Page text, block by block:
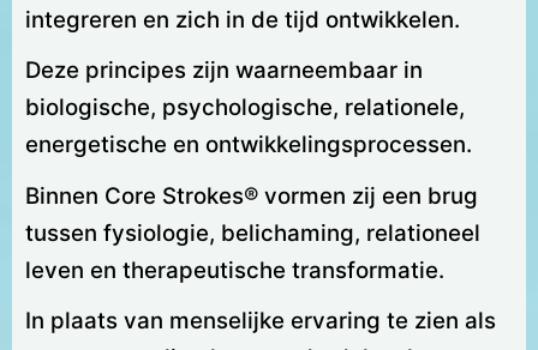
integreren en zich in de tijd ontwikkelen.
Deze principes zijn waarneembaar in
biologische, psychologische, relationele,
energetische en ontwikkelingsprocessen.
Binnen Core Strokes® vormen zij een brug
tussen fysiologie, belichaming, relationeel
leven en therapeutische transformatie.
In plaats van menselijke ervaring te zien als